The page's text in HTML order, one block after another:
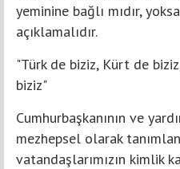
yeminine bağlı mıdır,
açıklamalıdır.
"Türk de biziz, Kürt de
biziz"
Cumhurbaşkanının ve
mezhepsel olarak
vatandaşlarımızın kimlik